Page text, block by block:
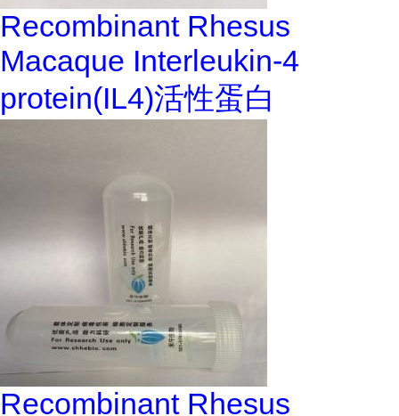
Recombinant Rhesus
Macaque Interleukin-4
protein(IL4)活性蛋白
Recombinant Rhesus